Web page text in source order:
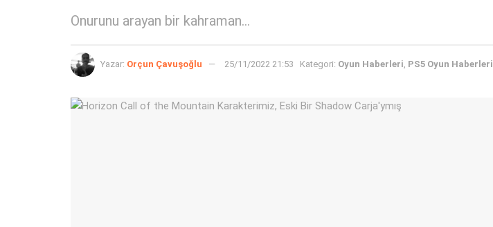
Onurunu arayan bir kahraman...
Yazar: Orçun Çavuşoğlu 25/11/2022 21:53 Kategori: Oyun Haberleri PS5 Oyun Haberleri